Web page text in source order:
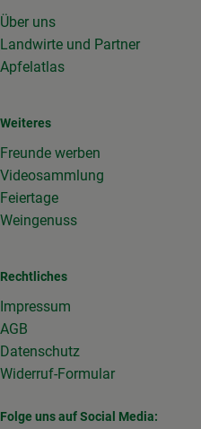
Über uns
Landwirte und Partner
Apfelatlas
Weiteres
Freunde werben
Videosammlung
Feiertage
Weingenuss
Rechtliches
Impressum
AGB
Datenschutz
Widerruf-Formular
Folge uns auf Social Media: